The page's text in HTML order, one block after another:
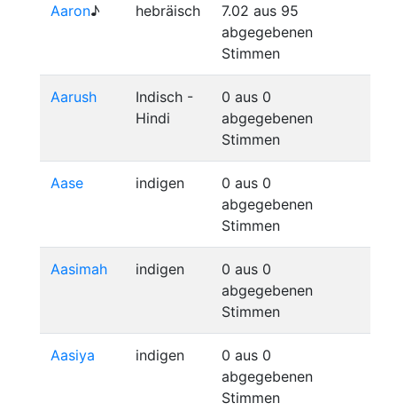
Aaron♪ hebräisch
7.02 aus 95
abgegebenen
Stimmen
Aarush
Indisch -
Hindi
0 aus 0
abgegebenen
Stimmen
Aase indigen
0 aus 0
abgegebenen
Stimmen
Aasimah indigen
0 aus 0
abgegebenen
Stimmen
Aasiya indigen
0 aus 0
abgegebenen
Stimmen